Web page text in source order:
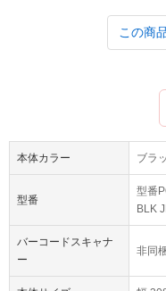
この商
本体カラー ブラ
型番
型番
BLK
バーコードスキャナ
ー
非同